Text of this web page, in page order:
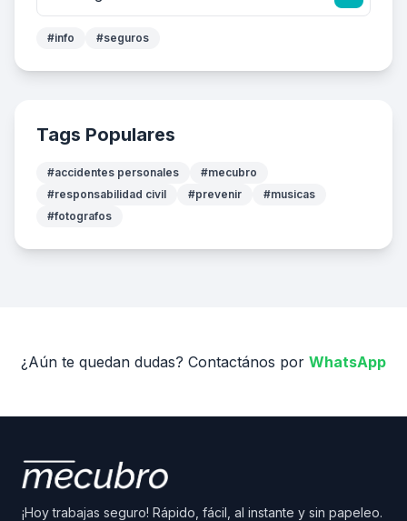
#info #seguros
Tags Populares
#accidentes personales
#mecubro
#responsabilidad civil
#prevenir
#musicas
#fotografos
¿Aún te quedan dudas? Contactános por WhatsApp
¡Hoy trabajas seguro! Rápido, fácil, al instante y sin papeleo.